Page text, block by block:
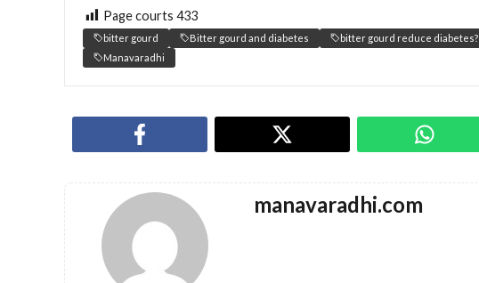
Page courts 433
bitter gourd Bitter gourd and diabetes bitter gourd reduce diabetes?
Manavaradhi
manavaradhi.com